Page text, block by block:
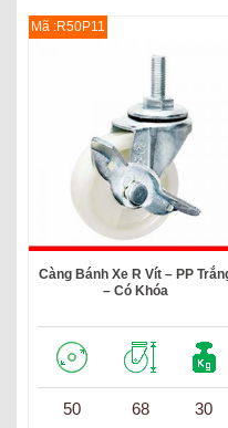
Mã :R50P11
Càng Bánh Xe R Vít – PP
– Có Khóa
50 68 30